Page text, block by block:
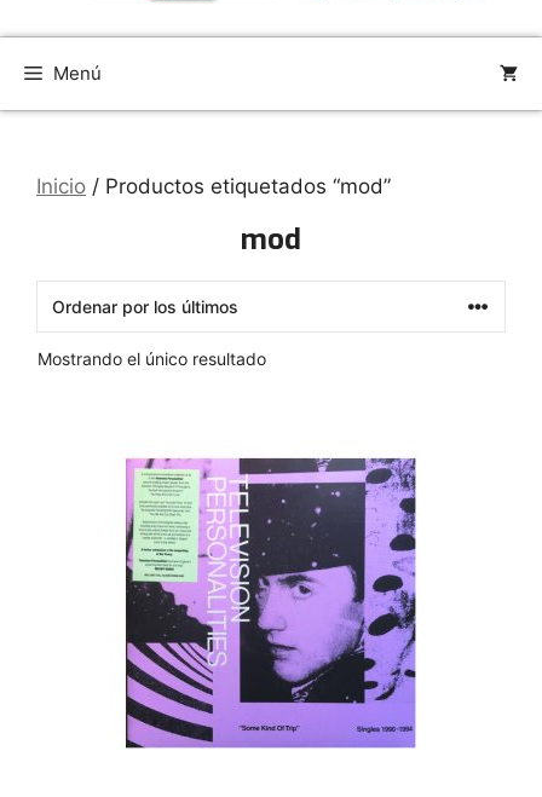
Menú
Inicio / Productos etiquetados “mod”
mod
Mostrando el único resultado